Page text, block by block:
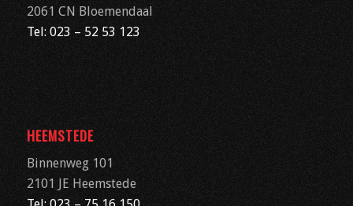
2061 CN Bloemendaal
Tel: 023 – 52 53 123
HEEMSTEDE
Binnenweg 101
2101 JE Heemstede